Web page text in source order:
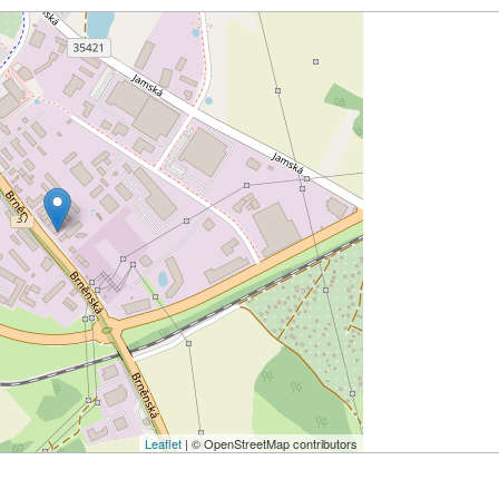
Leaflet | © OpenStreetMap contributors